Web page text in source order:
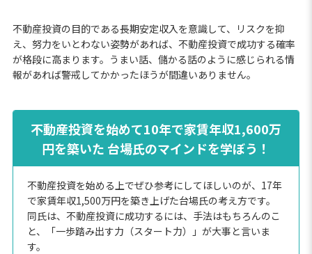
不動産投資の目的である長期安定収入を意識して、リスクを抑
え、努力をいとわない姿勢があれば、不動産投資で成功する確率
が格段に高まります。うまい話、儲かる話のように感じられる情
報があれば警戒してかかったほうが間違いありません。
不動産投資を始めて10年で家賃年収1,600万
円を築いた 台場氏のマインドを学ぼう！
不動産投資を始める上でぜひ参考にしてほしいのが、17年
で家賃年収1,500万円を築き上げた台場氏の考え方です。
同氏は、不動産投資に成功するには、手法はもちろんのこ
と、「一歩踏み出す力（スタート力）」が大事と言いま
す。